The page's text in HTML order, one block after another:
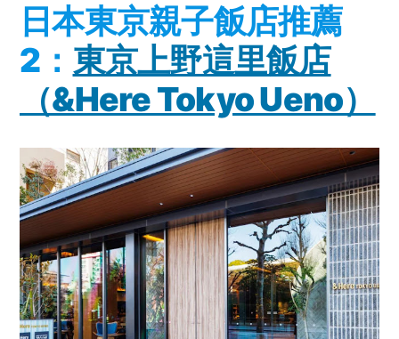
日本東京親子飯店推薦
2： 東京上野這里飯店
（&Here Tokyo Ueno）